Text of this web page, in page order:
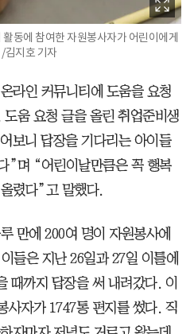
활동에 참여한 자원봉사자가 어린이에게
김지호 기자
라인 커뮤니티에 도움을 요청
움 요청 글을 올린 취업준비생
보니 답장을 기다리는 아이들
”며 “어린이날만큼은 꼭 행복
렸다”고 말했다.
만에 200여 명이 자원봉사에
들은 지난 26일과 27일 이틀에
때까지 답장을 써 내려갔다. 이
사자가 1747통 편지를 썼다. 직